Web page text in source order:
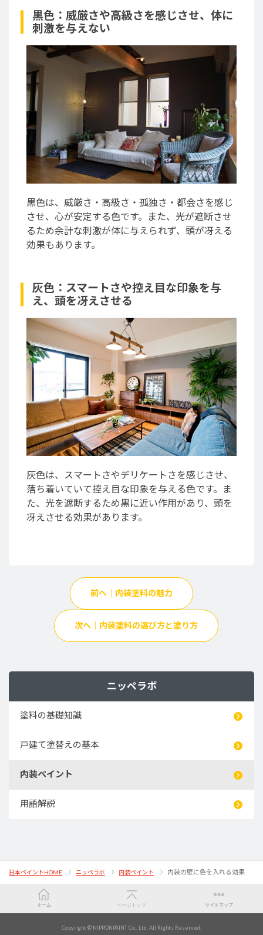
黒色：威厳さや高級さを感じさせ、体に
刺激を与えない
黒色は、威厳さ・高級さ・孤独さ・都会さを感じ
させ、心が安定する色です。また、光が遮断させ
るため余計な刺激が体に与えられず、頭が冴える
効果もあります。
灰色：スマートさや控え目な印象を与
え、頭を冴えさせる
灰色は、スマートさやデリケートさを感じさせ、
落ち着いていて控え目な印象を与える色です。ま
た、光を遮断するため黒に近い作用があり、頭を
冴えさせる効果があります。
前へ｜内装塗料の魅力
次へ｜内装塗料の選び方と塗り方
ニッペラボ
塗料の基礎知識
戸建て塗替えの基本
内装ペイント
用語解説
日本ペイントHOME ニッペラボ 内装ペイント 内装の壁に色を入れる効果
ホーム ページトップ サイトマップ
Copyright © NIPPONPAINT Co., Ltd. All Rights Reserved.